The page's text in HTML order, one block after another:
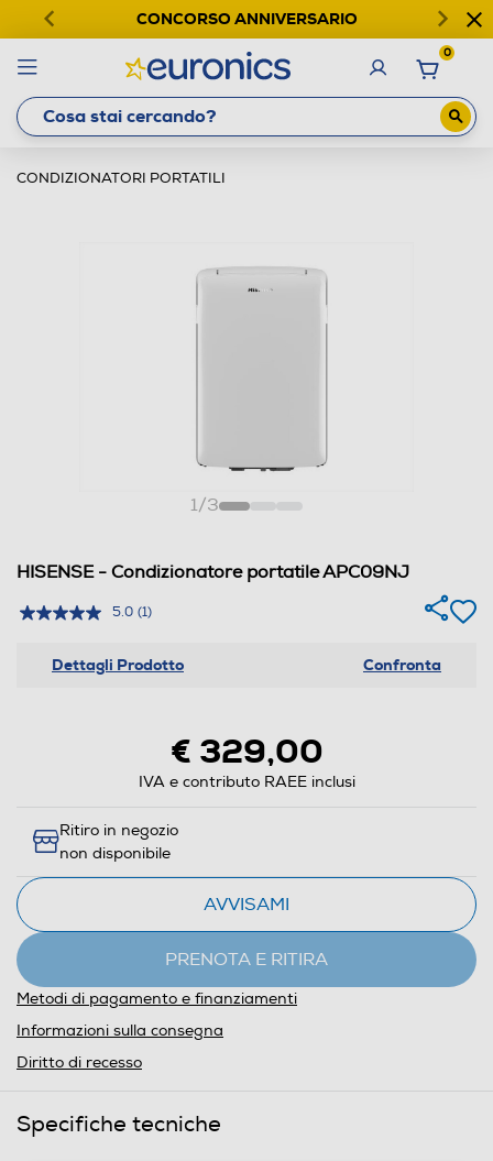
CONCORSO ANNIVERSARIO
0
CONDIZIONATORI PORTATILI
1/3
HISENSE - Condizionatore portatile APC09NJ
5.0 (1)
Dettagli Prodotto Confronta
€ 329,00
IVA e contributo RAEE inclusi
Ritiro in negozio
non disponibile
AVVISAMI
PRENOTA E RITIRA
Metodi di pagamento e finanziamenti
Informazioni sulla consegna
Diritto di recesso
Specifiche tecniche